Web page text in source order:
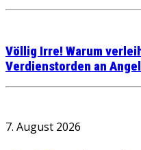
Völlig Irre! Warum
Verdienstorden an
7. August 2026